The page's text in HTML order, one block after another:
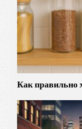
Как правильно